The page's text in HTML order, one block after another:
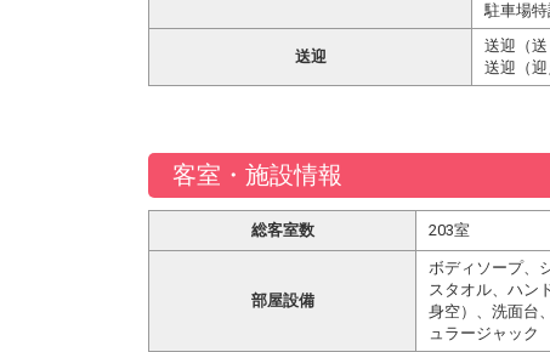
駐車場
送迎
送迎（
送迎（
客室・施設情報
総客室数 203室
部屋設備
ボディソープ、
スタオル、ハン
身空）、洗面台
ュラージャック